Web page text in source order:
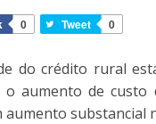
0 Tweet 0
do crédito rural
aumento de custo
aumento substancial